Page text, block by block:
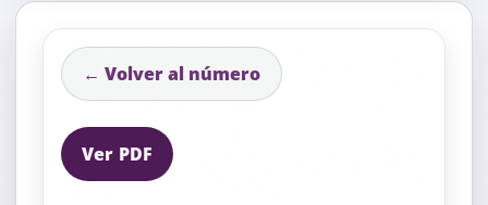
← Volver al número
Ver PDF